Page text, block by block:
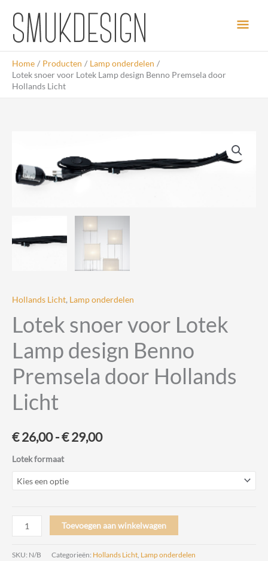
inhoud
Home Producten
Lamp onderdelen
Lotek snoer voor Lotek Lamp design Benno Premsela door
Hollands Licht
Hollands Licht, Lamp onderdelen
Lotek snoer voor Lotek
Lamp design Benno
Premsela door Hollands
Licht
€26,00 -€29,00Prijsklasse:
Lotek formaat
Lotek
snoer
voor
Toevoegen aan winkelwagen
SKU: N/B Categorieën: Hollands Licht, Lamp onderdelen